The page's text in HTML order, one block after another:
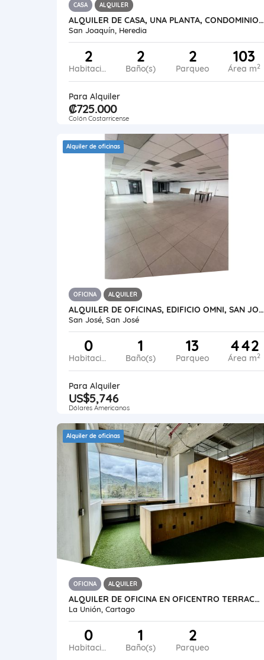
CASA ALQUILER
ALQUILER DE CASA, UNA PLANTA, CONDOMINIO NAOS, SAN JOAQUÍN DE HEREDIA.
San Joaquín, Heredia
2
Habitaciones
2
Baño(s)
2
Parqueo
103
Área m2
Para Alquiler
₡725.000
Colón Costarricense
Alquiler de oficinas
OFICINA ALQUILER
ALQUILER DE OFICINAS, EDIFICIO OMNI, SAN JOSÉ CENTRO
San José, San José
0
Habitaciones
1
Baño(s)
13
Parqueo
442
Área m2
Para Alquiler
US$5,746
Dólares Americanos
Alquiler de oficinas
OFICINA ALQUILER
ALQUILER DE OFICINA EN OFICENTRO TERRACAMPUS, TRES RÍOS LA UNIÓN
La Unión, Cartago
0
Habitaciones
1
Baño(s)
2
Parqueo